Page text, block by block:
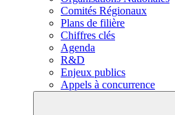
Comités Régionaux
Plans de filière
Chiffres clés
Agenda
R&D
Enjeux publics
Appels à concurrence